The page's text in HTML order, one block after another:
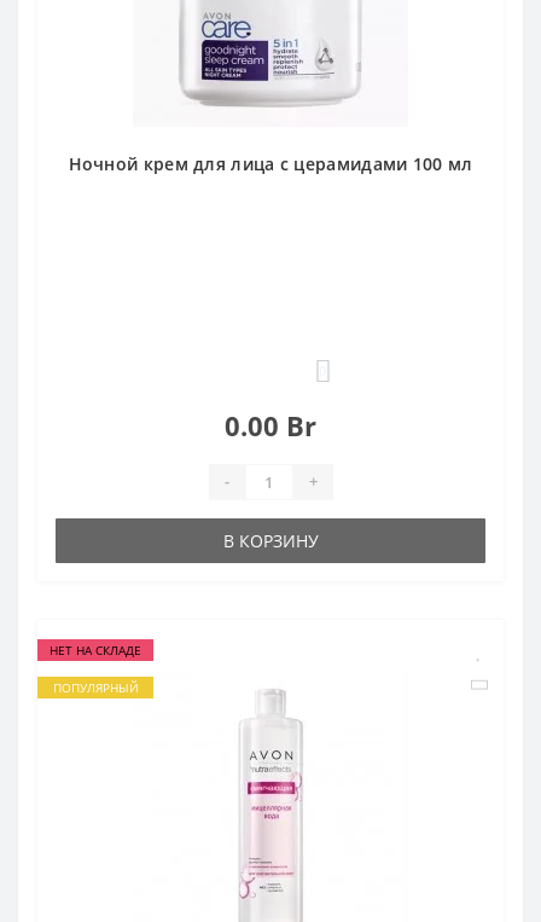
Ночной крем для лица с церамидами 100 мл
0.00 Br
- +
В КОРЗИНУ
НЕТ НА СКЛАДЕ
ПОПУЛЯРНЫЙ